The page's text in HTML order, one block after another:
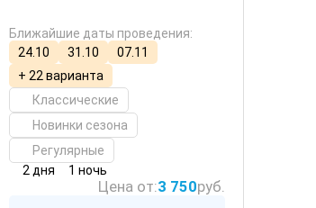
Ближайшие даты проведения:
24.10
31.10
07.11
+ 22 варианта
Классические
Новинки сезона
Регулярные
2 дня
1 ночь
Цена от:3 750руб.